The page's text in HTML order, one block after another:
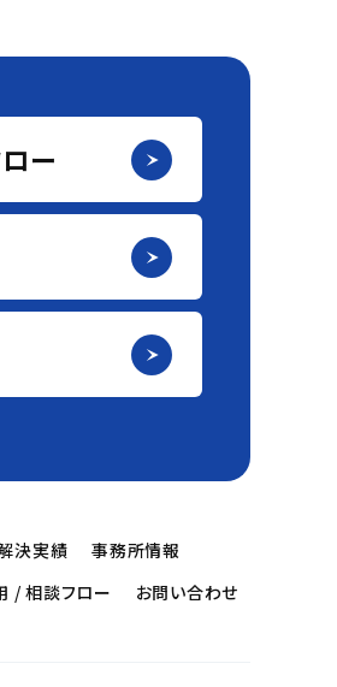
ー
決実績
事務所情報
/ 相談フロー お問い合わせ